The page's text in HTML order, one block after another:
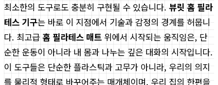
최소한의 도구로도 충분히 구현될 수 있습니다. 뷰릿 홈 필라
테스 기구는 바로 이 지점에서 기술과 감정의 경계를 허뭅니
다. 최고급 홈 필라테스 매트 위에서 시작되는 움직임은, 단
순한 운동이 아니라 내 몸과 나누는 깊은 대화의 시작입니다.
이 도구들은 단순한 플라스틱과 고무가 아니라, 우리의 의지
를 물리적 형태로 바꾸어주는 매개체이며, 우리 집의 한편을